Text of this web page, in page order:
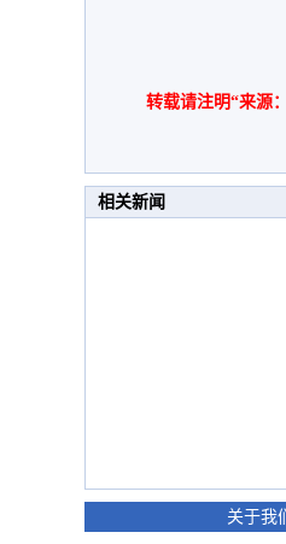
转载请注明“来源
相关新闻
关于我们